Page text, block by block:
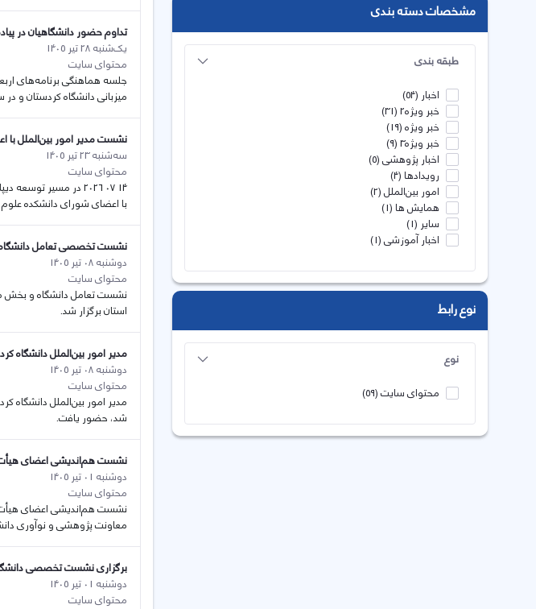
مشخصات دسته بندی
طبقه بندی
اخبار (54)
خبر ویژه2 (31)
خبر ویژه(19)
خبر ویژه3 (9)
اخبار پژوهشی(5)
رویدادها(4)
امور بین‌الملل(2)
همایش ها(1)
سایر (1)
اخبار آموزشی(1)
نوع رابط
نوع
محتوای سایت(59)
تداوم حضور دانشگاهیان در
یک‌شنبه 28 تیر 1405
محتوای سایت
میزبانی دانشگاه کردستان و
نشست مدیر امور بین‌الملل با
سه‌شنبه 23 تیر 1405
محتوای سایت
14 07 2026 در مسیر
با اعضای شورای دانشکده
نشست تخصصی تعامل
دوشنبه 08 تیر 1405
محتوای سایت
نشست تعامل دانشگاه و بخش
استان برگزار شد.
مدیر امور بین‌الملل
دوشنبه 08 تیر 1405
محتوای سایت
مدیر امور بین‌الملل
شد، حضور یافت.
نشست هم‌اندیشی اعضای هیأت
دوشنبه 01 تیر 1405
محتوای سایت
نشست هم‌اندیشی اعضای هیأت
معاونت پژوهشی و نوآوری
برگزاری نشست تخصصی
دوشنبه 01 تیر 1405
محتوای سایت